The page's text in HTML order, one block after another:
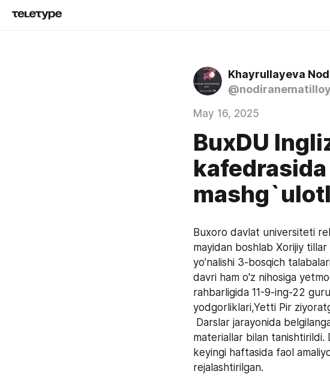
Khayrullayeva
May 16, 2025
BuxDU
Buxoro davlat universiteti
mayidan boshlab Xorijiy
yo’nalishi 3-bosqich
davri ham o'z nihosiga
rahbarligida 11-9-ing-22
yodgorliklari,Yetti Pir
materiallar bilan
keyingi haftasida faol
rejalashtirilgan.